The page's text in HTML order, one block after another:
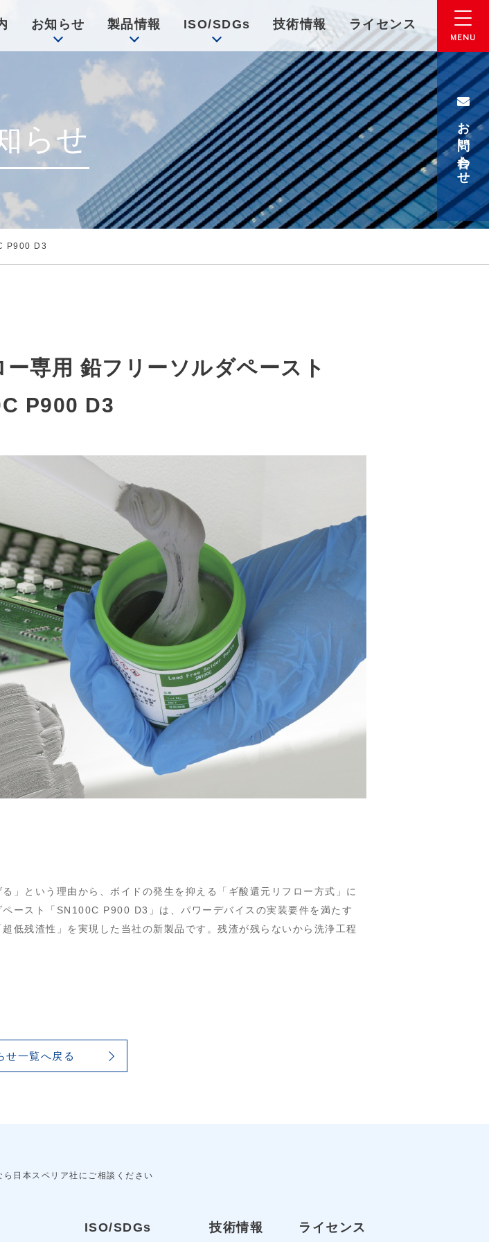
お知らせ 製品情報 ISO/SDGs 技術情報 ライセンス
お問い合わせ
らせ
P900 D3
ー専用 鉛フリーソルダペースト
P900 D3
」という理由から、ボイドの発生を抑える「ギ酸還元リフロー方式」に
ースト「SN100C P900 D3」は、パワーデバイスの実装要件を満たす
低残渣性」を実現した当社の新製品です。残渣が残らないから洗浄工程
せ一覧へ戻る
ら日本スペリア社にご相談ください
ISO/SDGs 技術情報 ライセンス